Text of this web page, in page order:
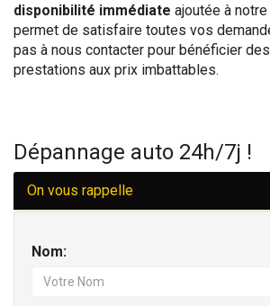
disponibilité immédiate ajoutée à notre
permet de satisfaire toutes vos
pas à nous contacter pour bénéficier
prestations aux prix imbattables.
Dépannage auto 24h/7j !
On vous rappelle
Nom: